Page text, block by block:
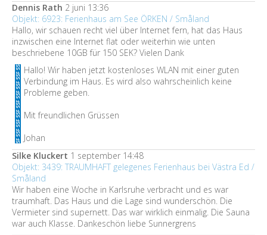
Dennis Rath 2 juni 13:36
Objekt: 6923: Ferienhaus am See ÖRKEN / Småland
Hallo, wir schauen recht viel über Internet fern, hat das Haus
inzwischen eine Internet flat oder weiterhin wie unten
beschriebene 10GB für 150 SEK? Vielen Dank
Hallo! Wir haben jetzt kostenloses WLAN mit einer guten
Verbindung im Haus. Es wird also wahrscheinlich keine
Probleme geben.
Mit freundlichen Grüssen
Johan
Silke Kluckert 1 september 14:48
Objekt: 3439: TRAUMHAFT gelegenes Ferienhaus bei Västra Ed /
Småland
Wir haben eine Woche in Karlsruhe verbracht und es war
traumhaft. Das Haus und die Lage sind wunderschön. Die
Vermieter sind supernett. Das war wirklich einmalig. Die Sauna
war auch Klasse. Dankeschön liebe Sunnergrens